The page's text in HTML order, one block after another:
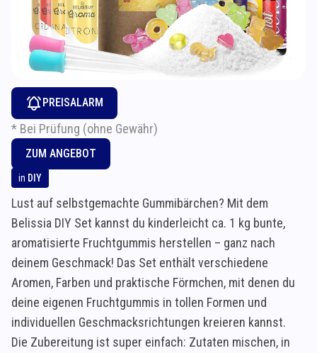
PREISALARM
* Bei Prüfung (ohne Gewähr)
ZUM ANGEBOT
in DIY
Lust auf selbstgemachte Gummibärchen? Mit dem
Belissia DIY Set kannst du kinderleicht ca. 1 kg bunte,
aromatisierte Fruchtgummis herstellen – ganz nach
deinem Geschmack! Das Set enthält verschiedene
Aromen, Farben und praktische Förmchen, mit denen du
deine eigenen Fruchtgummis in tollen Formen und
individuellen Geschmacksrichtungen kreieren kannst.
Die Zubereitung ist super einfach: Zutaten mischen, in